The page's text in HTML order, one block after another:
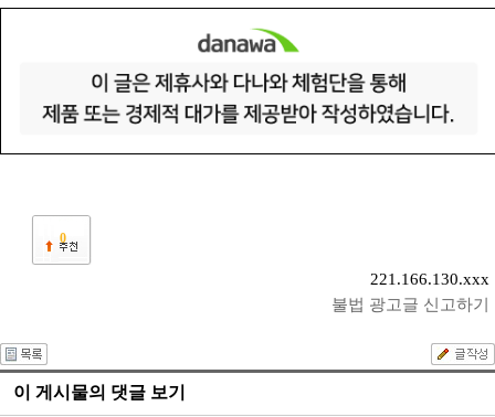
0
221.166.130.xxx
불법 광고글 신고하기
이 게시물의 댓글 보기